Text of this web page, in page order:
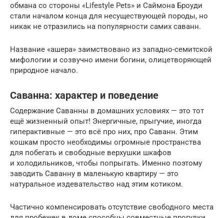
обмана со стороны «Lifestyle Pets» и Саймона Броуди
стали началом конца для несуществующей породы, но
никак не отразились на популярности самих саванн.
Название «ашера» заимствовано из западно-семитской
мифологии и созвучно имени богини, олицетворяющей
природное начало.
Саванна: характер и поведение
Содержание Саванны в домашних условиях — это тот
ещё жизненный опыт! Энергичные, прыгучие, иногда
гиперактивные — это всё про них, про Саванн. Этим
кошкам просто необходимы огромные пространства
для побегать и свободные верхушки шкафов
и холодильников, чтобы попрыгать. Именно поэтому
заводить Саванну в маленькую квартиру — это
натуральное издевательство над этим котиком.
Частично компенсировать отсутствие свободного места